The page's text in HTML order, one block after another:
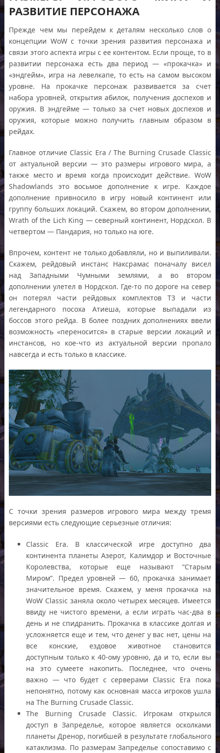
РАЗВИТИЕ ПЕРСОНАЖА
Прежде чем мы перейдем к деталям несколько слов о
концепции WoW с точки зрения развития персонажа и
связи этого аспекта игры с ее контентом. Если проще, то в
развитии персонажа есть два период — «прокачка» и
«эндгейм», игра на левелкапе, то есть на самом высоком
уровне. На прокачке персонаж развивается за счет
набора уровней, открытия абилок, получения доспехов и
оружия. В эндгейме — только за счет новых доспехов и
оружия, которые можно получить главным образом в
рейдах.
Главное отличие Classic Era / The Burning Crusade Classic
от актуальной версии — это размеры игрового мира, а
также место и время когда происходит действие. WoW
Shadowlands это восьмое дополнение к игре. Каждое
дополнение привносило в игру новый континент или
группу больших локаций. Скажем, во втором дополнении,
Wrath of the Lich King — северный континент, Нордскол. В
четвертом — Пандария, но только на юге.
Впрочем, контент не только добавляли, но и выпиливали.
Скажем, рейдовый инстанс Наксрамас поначалу висел
над Западными Чумными землями, а во втором
дополнении улетел в Нордскол. Где-то по дороге на север
он потерял части рейдовых комплектов Т3 и части
легендарного посоха Атиеша, которые выпадали из
боссов этого рейда. В более поздних дополнениях ввели
возможность «переносится» в старые версии локаций и
инстансов, но кое-что из актуальной версии пропало
навсегда и есть только в классике.
С точки зрения размеров игрового мира между тремя
версиями есть следующие серьезные отличия:
Classic Era. В классической игре доступно два
континента планеты Азерот, Калимдор и Восточные
Королевства, которые еще называют “Старым
Миром”. Предел уровней — 60, прокачка занимает
значительное время. Скажем, у меня прокачка на
WoW Classic заняла около четырех месяцев. Имеется
ввиду не чистого времени, а если играть час-два в
день и не спидранить. Прокачка в классике долгая и
усложняется еще и тем, что денег у вас нет, цены на
все конские, ездовое животное становится
доступным только к 40-ому уровню, да и то, если вы
на это сумеете накопить. Последнее, что очень
важно — что будет с серверами Classic Era пока
непонятно, потому как основная масса игроков ушла
на The Burning Crusade Classic.
The Burning Crusade Classic. Игрокам открылся
доступ в Запределье, которое является осколками
планеты Дренор, погибшей в результате глобального
катаклизма. По размерам Запределье сопоставимо с